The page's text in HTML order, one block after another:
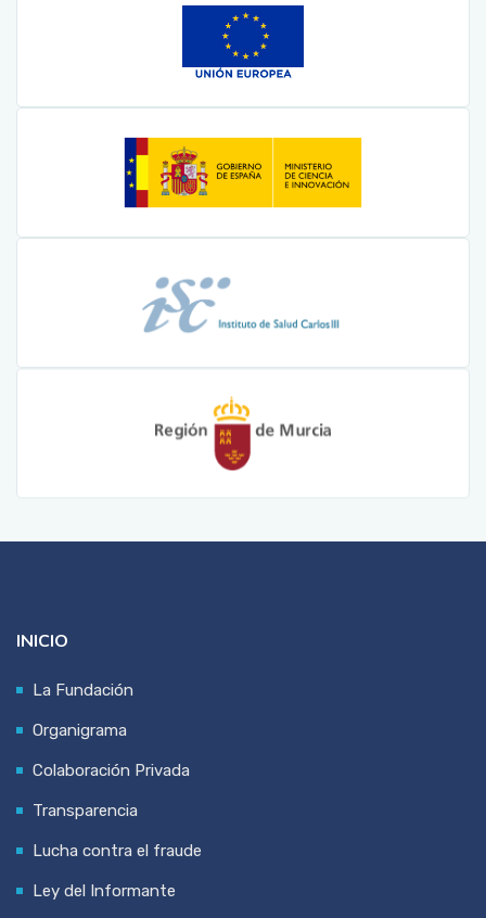
INICIO
La Fundación
Organigrama
Colaboración Privada
Transparencia
Lucha contra el fraude
Ley del Informante